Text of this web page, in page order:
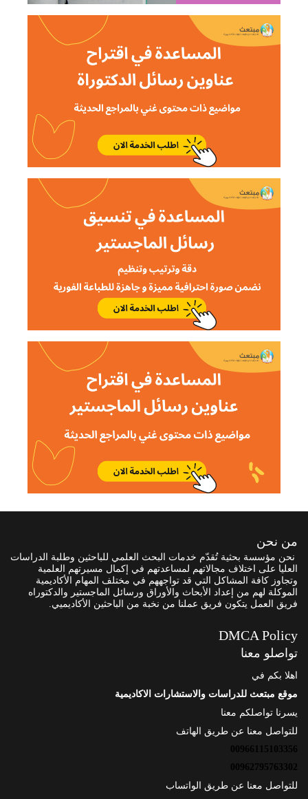
من نحن
نحن مؤسسة بحثية تُقدّم خدمات البحث العلمي للباحثين وطلبة الدراسات
العليا على اختلاف مجالاتهم لمساعدتهم في إكمال مسيرتهم العلمية
وتجاوز كافة المشاكل التي قد تواجههم في مختلف المهام الأكاديمية
الموكلة لهم من إعداد الأبحاث والأوراق ورسائل الماجستير والدكتوراه
فريق العمل يتكون فريق عملنا من نخبة من الباحثين الأكاديميي.
DMCA Policy
تواصلو معنا
اهلا بكم في
موقع مبتعث للدراسات والاستشارات الاكاديمية
يسرنا تواصلكم معنا
للتواصل معنا عن طريق الهاتف
00966115103356
00962795763302
للتواصل معنا عن طريق الواتساب